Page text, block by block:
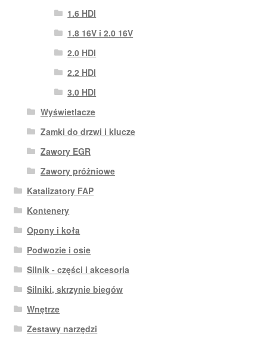
1.6 HDI
1.8 16V i 2.0 16V
2.0 HDI
2.2 HDI
3.0 HDI
Wyświetlacze
Zamki do drzwi i klucze
Zawory EGR
Zawory próżniowe
Katalizatory FAP
Kontenery
Opony i koła
Podwozie i osie
Silnik - części i akcesoria
Silniki, skrzynie biegów
Wnętrze
Zestawy narzędzi